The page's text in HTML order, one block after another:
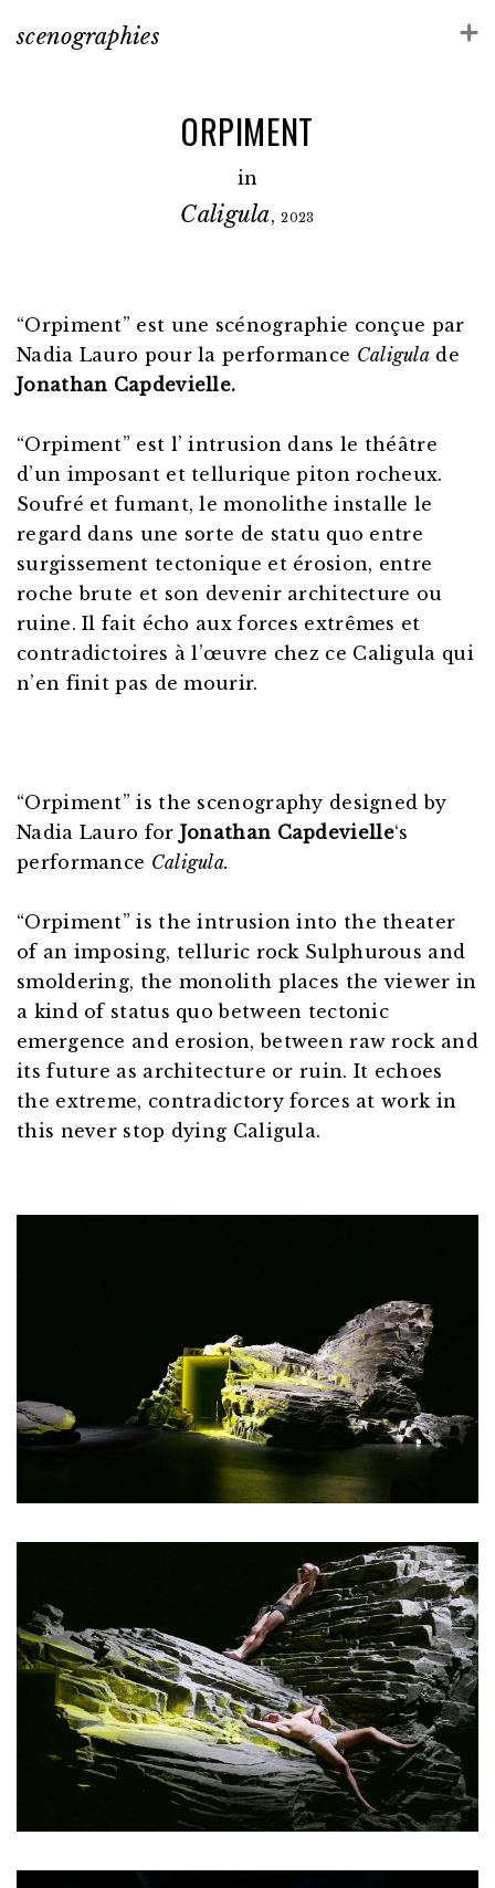
scenographies
ORPIMENT
in
Caligula,2023
“Orpiment” est une scénographie conçue par
Nadia Lauro pour la performance Caligula de
Jonathan Capdevielle.
“Orpiment” est l’ intrusion dans le théâtre
d’un imposant et tellurique piton rocheux.
Soufré et fumant, le monolithe installe le
regard dans une sorte de statu quo entre
surgissement tectonique et érosion, entre
roche brute et son devenir architecture ou
ruine. Il fait écho aux forces extrêmes et
contradictoires à l’œuvre chez ce Caligula qui
n’en finit pas de mourir.
“Orpiment” is the scenography designed by
Nadia Lauro for Jonathan Capdevielle‘s
performance Caligula.
“Orpiment” is the intrusion into the theater
of an imposing, telluric rock Sulphurous and
smoldering, the monolith places the viewer in
a kind of status quo between tectonic
emergence and erosion, between raw rock and
its future as architecture or ruin. It echoes
the extreme, contradictory forces at work in
this never stop dying Caligula.